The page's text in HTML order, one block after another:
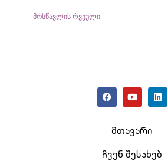
მოსწავლის რვეული
მთავარი
ჩვენ შესახებ